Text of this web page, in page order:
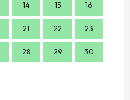
14 15 16
21 22 23
28 29 30